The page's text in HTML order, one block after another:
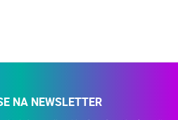
NA NEWSLETTER